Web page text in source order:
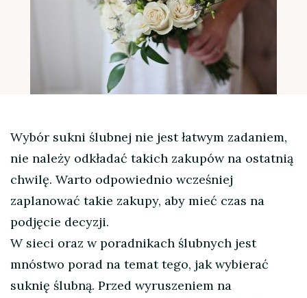
Wybór sukni ślubnej nie jest łatwym zadaniem,
nie należy odkładać takich zakupów na ostatnią
chwilę. Warto odpowiednio wcześniej
zaplanować takie zakupy, aby mieć czas na
podjęcie decyzji.
W sieci oraz w poradnikach ślubnych jest
mnóstwo porad na temat tego, jak wybierać
suknię ślubną. Przed wyruszeniem na